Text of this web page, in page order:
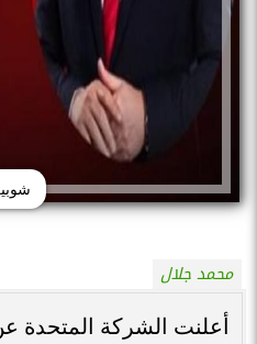
محمد جلال
أعلنت الشركة المتحدة